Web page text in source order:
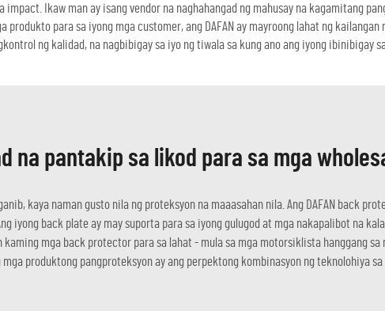
Ikaw man ay isang vendor na naghahangad ng mahusay na kagamitang
produkto para sa iyong mga customer, ang DAFAN ay mayroong lahat ng
ng kalidad, na nagbibigay sa iyo ng tiwala sa kung ano ang iyong ibinibigay
na pantakip sa likod para sa mga
kaya naman gusto nila ng proteksyon na maaasahan nila. Ang DAFAN back
iyong back plate ay may suporta para sa iyong gulugod at mga nakapalibot na
mga back protector para sa lahat - mula sa mga motorsiklista hanggang
produktong pangproteksyon ay ang perpektong kombinasyon ng teknolohiya sa